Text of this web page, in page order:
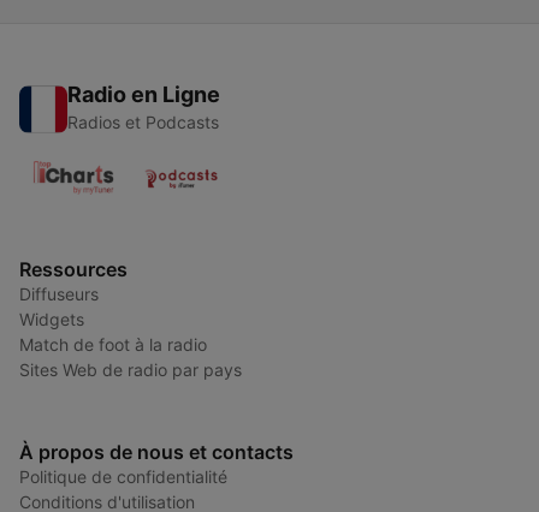
Radio en Ligne
Radios et Podcasts
Ressources
Diffuseurs
Widgets
Match de foot à la radio
Sites Web de radio par pays
À propos de nous et contacts
Politique de confidentialité
Conditions d'utilisation